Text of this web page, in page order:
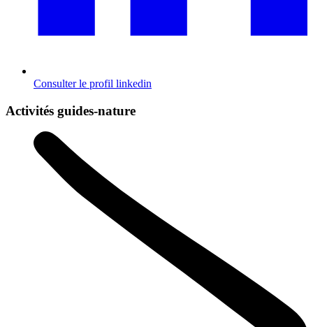
Consulter le profil linkedin
Activités guides-nature